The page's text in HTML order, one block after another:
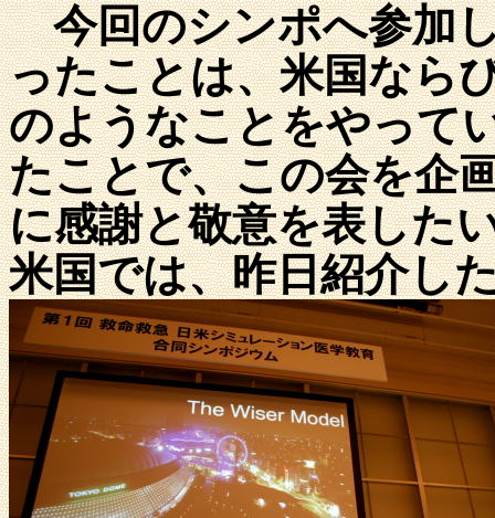
今回のシンポへ参加
ったことは、米国なら
のようなことをやって
たことで、この会を企
に感謝と敬意を表した
米国では、昨日紹介し